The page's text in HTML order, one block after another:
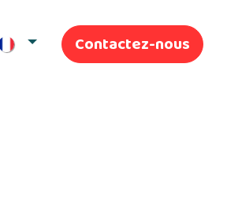
Contactez-nous